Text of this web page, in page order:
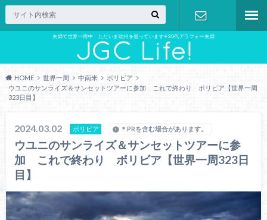
夫婦で世界一周中 ただいま欧州を巡っています✈︎30代アラフォー夫婦
お問い合わ
HOME 世界一周 中南米
ボリビア
ウユニのサンライズ＆サンセットツアーに参加 これで終わり ボリビア【世界一周
323日目】
2024.03.02 ボリビア ＊PRを含む場合があります。
ウユニのサンライズ＆サンセットツアーに参
加 これで終わり ボリビア【世界一周323日
目】